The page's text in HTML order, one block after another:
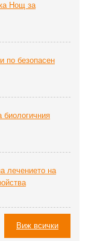
Нощ за
по безопасен
биoлoгичния
лечението на
Виж всички